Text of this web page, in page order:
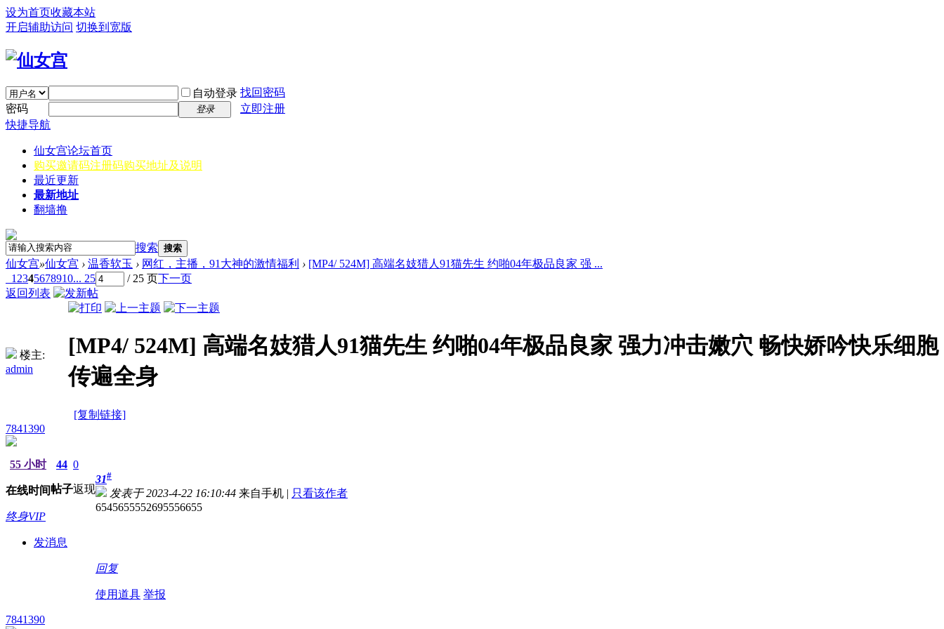
设为首页收藏本站
开启辅助访问 切换到宽版
自动登录 找回密码
密码
登录
立即注册
快捷导航
仙女宫论坛首页
购买邀请码注册码购买地址及说明
最近更新
最新地址
翻墙撸
搜索 搜索
仙女宫»仙女宫 › 温香软玉 › 网红，主播，91大神的激情福利 › [MP4/ 524M] 高端名妓猎人91猫先生 约啪04年极品良家 强 ...
1 2345678910... 25 / 25 页下一页
返回列表
楼主:
admin
[MP4/ 524M] 高端名妓猎人91猫先生 约啪04年极品良家 强力冲击嫩穴 畅快娇吟快乐细胞
传遍全身
[复制链接]
7841390
55 小时
在线时间
44
帖子
0
返现
终身VIP
发消息
31#
发表于 2023-4-22 16:10:44 来自手机 | 只看该作者
6545655552695556655
回复
使用道具 举报
7841390